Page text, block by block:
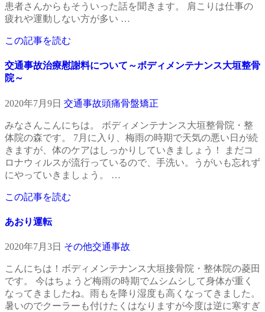
患者さんからもそういった話を聞きます。 肩こりは仕事の
疲れや運動しない方が多い …
この記事を読む
交通事故治療慰謝料について～ボディメンテナンス大垣整骨
院～
2020年7月9日 交通事故頭痛骨盤矯正
みなさんこんにちは。 ボディメンテナンス大垣整骨院・整
体院の森です。 7月に入り、梅雨の時期で天気の悪い日が続
きますが、体のケアはしっかりしていきましょう！ まだコ
ロナウィルスが流行っているので、手洗い。うがいも忘れず
にやっていきましょう。 …
この記事を読む
あおり運転
2020年7月3日 その他交通事故
こんにちは！ボディメンテナンス大垣接骨院・整体院の菱田
です。 今はちょうど梅雨の時期でムシムシして身体が重く
なってきましたね。雨もを降り湿度も高くなってきました。
暑いのでクーラーも付けたくはなりますが今度は逆に寒すぎ